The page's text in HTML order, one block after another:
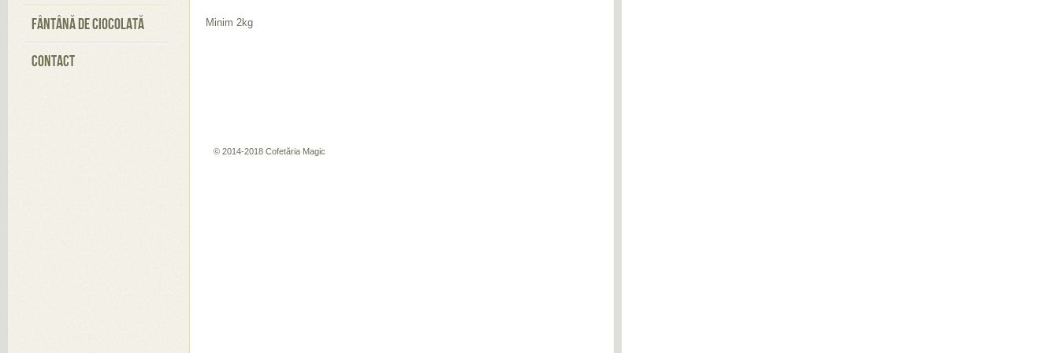
FÂNTÂNĂ DE CIOCOLATĂ
CONTACT
Minim 2kg
© 2014-2018 Cofetăria Magic